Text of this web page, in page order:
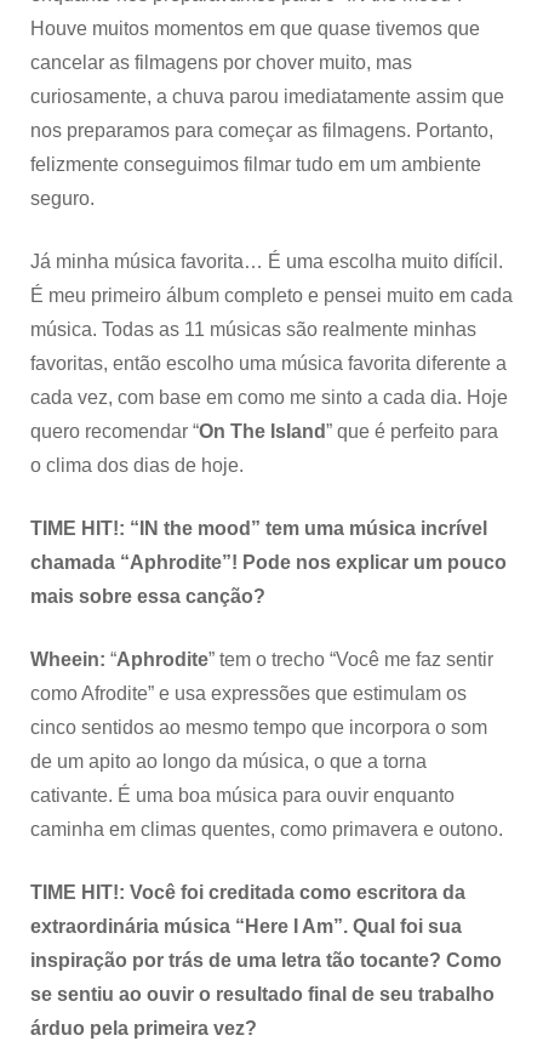
Houve muitos momentos em que quase tivemos que
cancelar as filmagens por chover muito, mas
curiosamente, a chuva parou imediatamente assim que
nos preparamos para começar as filmagens. Portanto,
felizmente conseguimos filmar tudo em um ambiente
seguro.
Já minha música favorita… É uma escolha muito difícil.
É meu primeiro álbum completo e pensei muito em cada
música. Todas as 11 músicas são realmente minhas
favoritas, então escolho uma música favorita diferente a
cada vez, com base em como me sinto a cada dia. Hoje
quero recomendar “On The Island” que é perfeito para
o clima dos dias de hoje.
TIME HIT!: “IN the mood” tem uma música incrível
chamada “Aphrodite”! Pode nos explicar um pouco
mais sobre essa canção?
Wheein: “Aphrodite” tem o trecho “Você me faz sentir
como Afrodite” e usa expressões que estimulam os
cinco sentidos ao mesmo tempo que incorpora o som
de um apito ao longo da música, o que a torna
cativante. É uma boa música para ouvir enquanto
caminha em climas quentes, como primavera e outono.
TIME HIT!: Você foi creditada como escritora da
extraordinária música “Here I Am”. Qual foi sua
inspiração por trás de uma letra tão tocante? Como
se sentiu ao ouvir o resultado final de seu trabalho
árduo pela primeira vez?